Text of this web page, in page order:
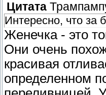
Цитата
Интересно, что за
Женечка - это
Они очень
красивая
определенном